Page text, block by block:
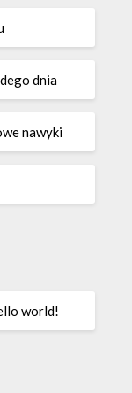
dnia
nawyki
world!